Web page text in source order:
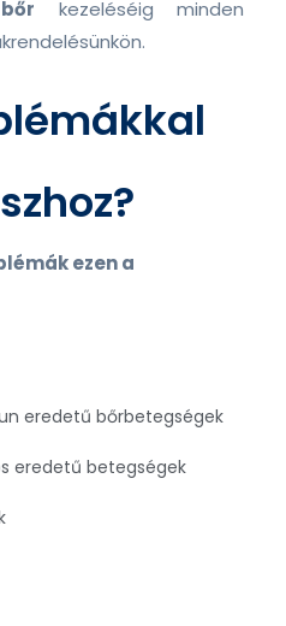
kezeléséig minden
ezen a
eredetű bőrbetegségek
eredetű betegségek